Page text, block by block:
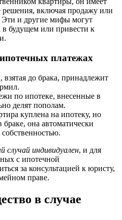
включая продажу или
Эти и другие мифы могут
в будущем или привести к
платежах
взятая до брака, принадлежит
по ипотеке, внесенные в
делят пополам.
куплена на ипотеку, но
она автоматически
индивидуален, и для
с ипотечной
за консультацией к юристу,
праве.
в случае